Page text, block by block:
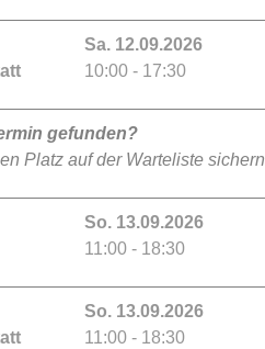
Sa. 12.09.2026
10:00 - 17:30
gefunden?
Platz auf der Warteliste sichern
So. 13.09.2026
11:00 - 18:30
So. 13.09.2026
11:00 - 18:30